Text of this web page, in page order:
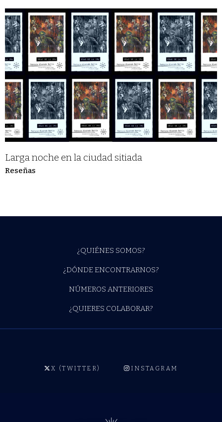
Larga noche en la ciudad sitiada
Reseñas
¿QUIÉNES SOMOS?
¿DÓNDE ENCONTRARNOS?
NÚMEROS ANTERIORES
¿QUIERES COLABORAR?
X (TWITTER) INSTAGRAM